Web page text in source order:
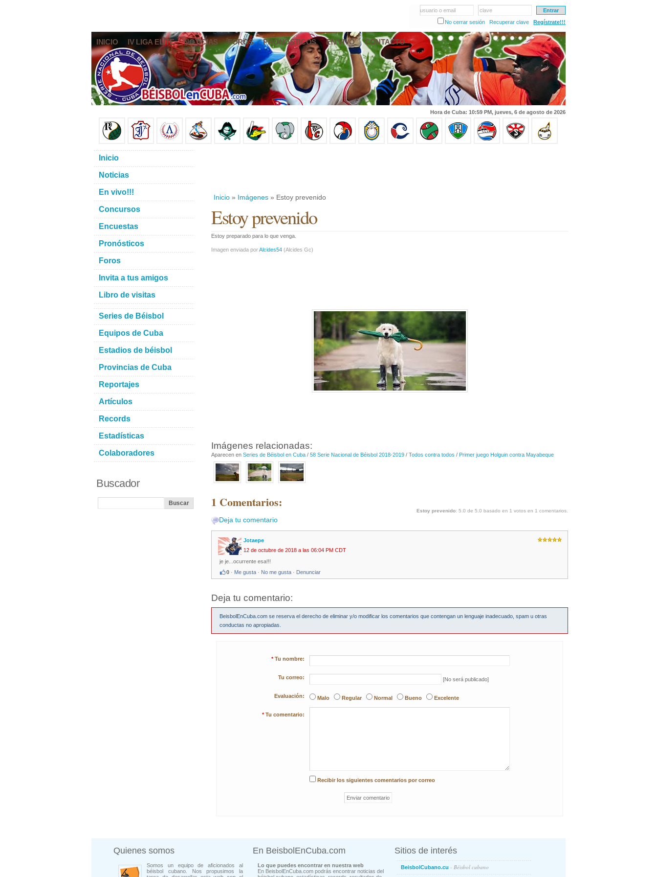
usuario o email
clave
No cerrar sesión
Recuperar clave Regístrate!!!
INICIO IV LIGA ELITE NOTICIAS FOROS PRONÓSTICOS EN VIVO CONTACTO
Hora de Cuba: 10:59 PM, jueves, 6 de agosto de 2026
Inicio » Imágenes » Estoy prevenido
Estoy prevenido
Estoy preparado para lo que venga.
Imagen enviada porAlcides54 (Alcides Gc)
Imágenes relacionadas:
Aparecen en Series de Béisbol en Cuba / 58 Serie Nacional de Béisbol 2018-2019 / Todos contra todos / Primer juego Holguin contra Mayabeque
1 Comentarios:
Estoy prevenido: 5.0 de 5.0 basado en 1 votos en 1 comentarios.
Deja tu comentario
Jotaepe
12 de octubre de 2018 a las 06:04 PM CDT
je je...ocurrente esa!!!
0 · Me gusta · No me gusta · Denunciar
Deja tu comentario:
BeisbolEnCuba.com se reserva el derecho de eliminar y/o modificar los comentarios que contengan un lenguaje inadecuado, spam u otras
conductas no apropiadas.
* Tu nombre:
Tu correo: [No será publicado]
Evaluación: Malo Regular Normal Bueno Excelente
* Tu comentario:
Recibir los siguientes comentarios por correo
Inicio
Noticias
En vivo!!!
Concursos
Encuestas
Pronósticos
Foros
Invita a tus amigos
Libro de visitas
Series de Béisbol
Equipos de Cuba
Estadios de béisbol
Provincias de Cuba
Reportajes
Artículos
Records
Estadísticas
Colaboradores
Buscador
Quienes somos
Somos un equipo de aficionados al
béisbol cubano. Nos propusimos la
En BeisbolEnCuba.com
Lo que puedes encontrar en nuestra web
En BeisbolEnCuba.com podrás encontrar noticias del
Sitios de interés
BeisbolCubano.cu - Béisbol cubano